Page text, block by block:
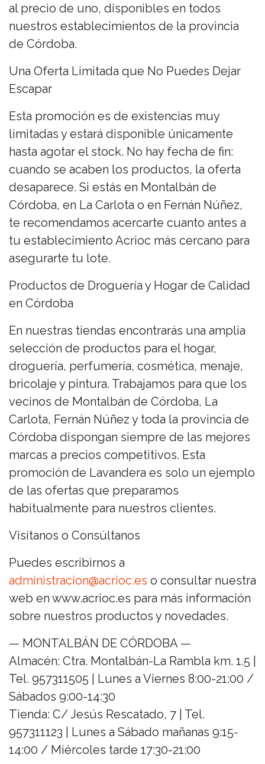
al precio de uno, disponibles en todos
nuestros establecimientos de la provincia
de Córdoba.
Una Oferta Limitada que No Puedes Dejar
Escapar
Esta promoción es de existencias muy
limitadas y estará disponible únicamente
hasta agotar el stock. No hay fecha de fin:
cuando se acaben los productos, la oferta
desaparece. Si estás en Montalbán de
Córdoba, en La Carlota o en Fernán Núñez,
te recomendamos acercarte cuanto antes a
tu establecimiento Acrioc más cercano para
asegurarte tu lote.
Productos de Droguería y Hogar de Calidad
en Córdoba
En nuestras tiendas encontrarás una amplia
selección de productos para el hogar,
droguería, perfumería, cosmética, menaje,
bricolaje y pintura. Trabajamos para que los
vecinos de Montalbán de Córdoba, La
Carlota, Fernán Núñez y toda la provincia de
Córdoba dispongan siempre de las mejores
marcas a precios competitivos. Esta
promoción de Lavandera es solo un ejemplo
de las ofertas que preparamos
habitualmente para nuestros clientes.
Visítanos o Consúltanos
Puedes escribirnos a
administracion@acrioc.es o consultar nuestra
web en www.acrioc.es para más información
sobre nuestros productos y novedades.
— MONTALBÁN DE CÓRDOBA —
Almacén: Ctra. Montalbán-La Rambla km. 1.5 |
Tel. 957311505 | Lunes a Viernes 8:00-21:00 /
Sábados 9:00-14:30
Tienda: C/ Jesús Rescatado, 7 | Tel.
957311123 | Lunes a Sábado mañanas 9:15-
14:00 / Miércoles tarde 17:30-21:00